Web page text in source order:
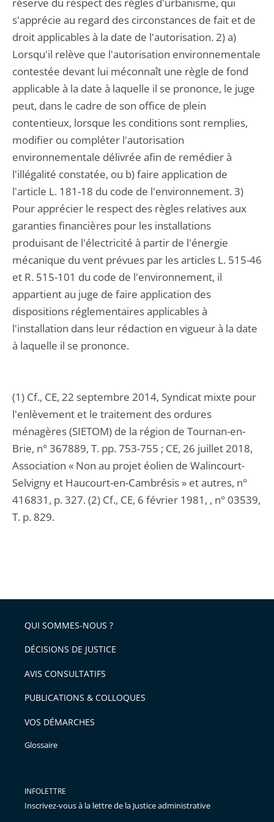
s'apprécie au regard des circonstances de fait et de
droit applicables à la date de l'autorisation. 2) a)
Lorsqu'il relève que l'autorisation environnementale
contestée devant lui méconnaît une règle de fond
applicable à la date à laquelle il se prononce, le juge
peut, dans le cadre de son office de plein
contentieux, lorsque les conditions sont remplies,
modifier ou compléter l'autorisation
environnementale délivrée afin de remédier à
l'illégalité constatée, ou b) faire application de
l'article L. 181-18 du code de l'environnement. 3)
Pour apprécier le respect des règles relatives aux
garanties financières pour les installations
produisant de l'électricité à partir de l'énergie
mécanique du vent prévues par les articles L. 515-46
et R. 515-101 du code de l'environnement, il
appartient au juge de faire application des
dispositions réglementaires applicables à
l'installation dans leur rédaction en vigueur à la date
à laquelle il se prononce.
(1) Cf., CE, 22 septembre 2014, Syndicat mixte pour
l'enlèvement et le traitement des ordures
ménagères (SIETOM) de la région de Tournan-en-
Brie, n° 367889, T. pp. 753-755 ; CE, 26 juillet 2018,
Association « Non au projet éolien de Walincourt-
Selvigny et Haucourt-en-Cambrésis » et autres, n°
416831, p. 327. (2) Cf., CE, 6 février 1981, , n° 03539,
T. p. 829.
QUI SOMMES-NOUS ?
DÉCISIONS DE JUSTICE
AVIS CONSULTATIFS
PUBLICATIONS & COLLOQUES
VOS DÉMARCHES
Glossaire
INFOLETTRE
Inscrivez-vous à la lettre de la Justice administrative